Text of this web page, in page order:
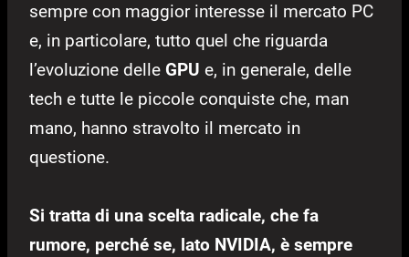
sempre con maggior interesse il mercato PC
e, in particolare, tutto quel che riguarda
l’evoluzione delle GPU e, in generale, delle
tech e tutte le piccole conquiste che, man
mano, hanno stravolto il mercato in
questione.
Si tratta di una scelta radicale, che fa
rumore, perché se, lato NVIDIA, è sempre